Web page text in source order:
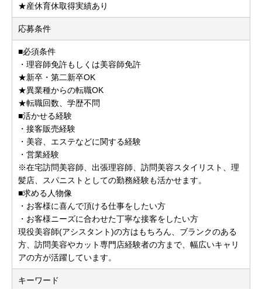
★産休育休取得実績あり
応募条件
■必須条件
・理容師免許もしくは美容師免許
★新卒・第二新卒OK
★異業種からの転職OK
★転職回数、学歴不問
■活かせる経験
・接客販売経験
・美容、エステなどに関する経験
・営業経験
※在宅訪問美容師、出張理容師、訪問美容スタイリスト、理
髪店、スパニストとしての勤務経験も活かせます。
■求める人物像
・お客様に喜んで頂ける仕事をしたい方
・お客様ニーズに合わせた丁寧な接客をしたい方
現役美容師(アシスタント)の方はもちろん、ブランクのある
方、訪問美容やカット専門店経験者の方まで、幅広いキャリ
アの方が活躍しています。
キーワード